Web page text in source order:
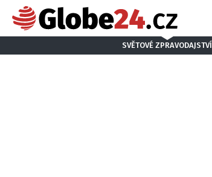
SVĚTOVÉ ZPRAVODAJSTVÍ